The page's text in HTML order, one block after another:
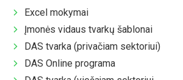
Excel mokymai
Įmonės vidaus tvarkų šablonai
DAS tvarka (privačiam sektoriui)
DAS Online programa